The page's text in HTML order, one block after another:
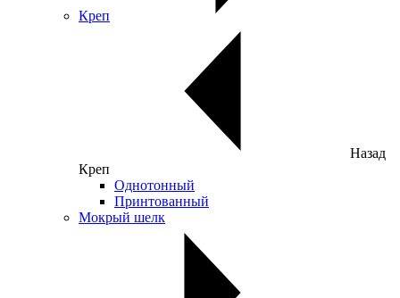
Креп
Назад
Креп
Однотонный
Принтованный
Мокрый шелк